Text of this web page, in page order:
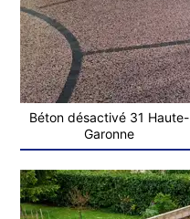
Béton désactivé 31 Haute-
Garonne